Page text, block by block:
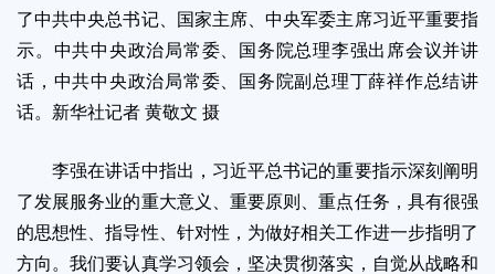
了中共中央总书记、国家主席、中央军委主席习近平重要指
示。中共中央政治局常委、国务院总理李强出席会议并讲
话，中共中央政治局常委、国务院副总理丁薛祥作总结讲
话。新华社记者 黄敬文 摄
李强在讲话中指出，习近平总书记的重要指示深刻阐明
了发展服务业的重大意义、重要原则、重点任务，具有很强
的思想性、指导性、针对性，为做好相关工作进一步指明了
方向。我们要认真学习领会，坚决贯彻落实，自觉从战略和